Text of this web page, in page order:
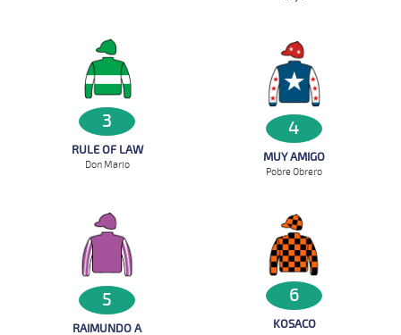
3
RULE OF LAW
Don Mario
4
MUY AMIGO
Pobre Obrero
5
RAIMUNDO A
6
KOSACO